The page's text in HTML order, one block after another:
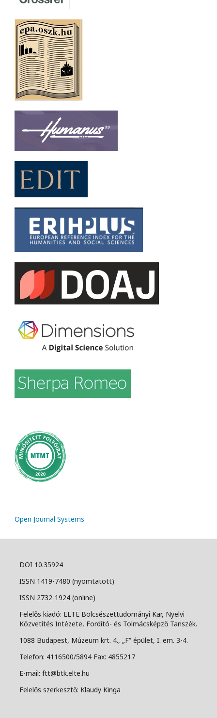
Open Journal Systems
DOI 10.35924
ISSN 1419-7480 (nyomtatott)
ISSN 2732-1924 (online)
Felelős kiadó: ELTE Bölcsészettudományi Kar, Nyelvi
Közvetítés Intézete, Fordító- és Tolmácsképző Tanszék.
1088 Budapest, Múzeum krt. 4., „F” épület, I. em. 3-4.
Telefon: 4116500/5894 Fax: 4855217
E-mail: ftt@btk.elte.hu
Felelős szerkesztő: Klaudy Kinga